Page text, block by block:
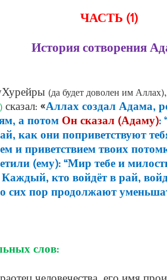
ЧАСТЬ (1)
История сотворения
(да будет доволен им Аллах)
сказал: «Аллах создал Адама,
а потомОн сказал (Адаму):
как они поприветствуют
и приветствием твоих
(ему): “Мир тебе и
кто войдёт в рай,
сих пор продолжают
слов: